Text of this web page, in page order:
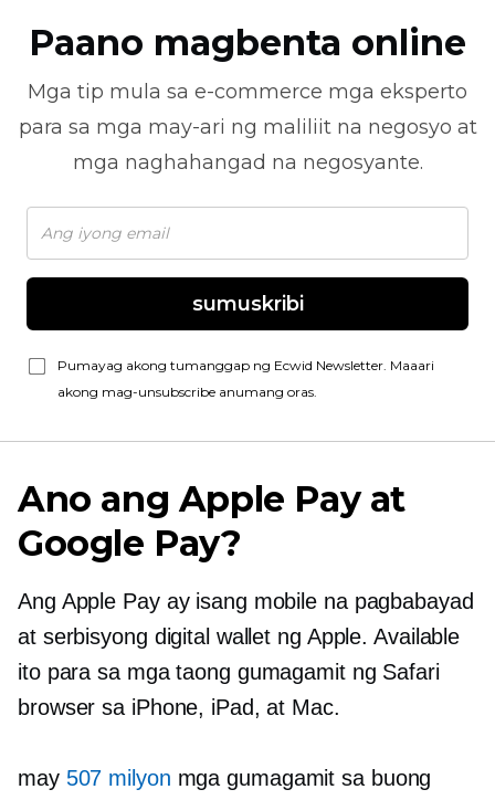
Paano magbenta online
Mga tip mula sa e-commerce mga eksperto
para sa mga may-ari ng maliliit na negosyo at
mga naghahangad na negosyante.
sumuskribi
Pumayag akong tumanggap ng Ecwid Newsletter. Maaari
akong mag-unsubscribe anumang oras.
Ano ang Apple Pay at
Google Pay?
Ang Apple Pay ay isang mobile na pagbabayad
at serbisyong digital wallet ng Apple. Available
ito para sa mga taong gumagamit ng Safari
browser sa iPhone, iPad, at Mac.
may 507 milyon mga gumagamit sa buong